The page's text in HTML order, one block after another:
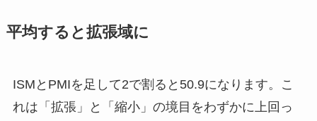
平均すると拡張域に
ISMとPMIを足して2で割ると50.9になります。こ
れは「拡張」と「縮小」の境目をわずかに上回っ